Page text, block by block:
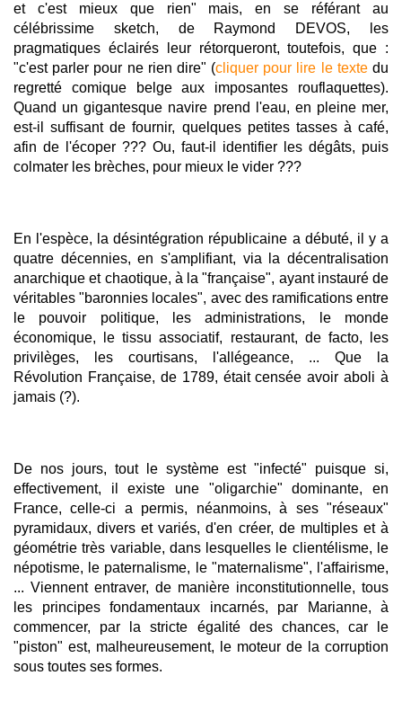
et c'est mieux que rien" mais, en se référant au
célébrissime sketch, de Raymond DEVOS, les
pragmatiques éclairés leur rétorqueront, toutefois, que :
"c'est parler pour ne rien dire" (cliquer pour lire le textedu
regretté comique belge aux imposantes rouflaquettes).
Quand un gigantesque navire prend l'eau, en pleine mer,
est-il suffisant de fournir, quelques petites tasses à café,
afin de l'écoper ??? Ou, faut-il identifier les dégâts, puis
colmater les brèches, pour mieux le vider ???
En l'espèce, la désintégration républicaine a débuté, il y a
quatre décennies, en s'amplifiant, via la décentralisation
anarchique et chaotique, à la "française", ayant instauré de
véritables "baronnies locales", avec des ramifications entre
le pouvoir politique, les administrations, le monde
économique, le tissu associatif, restaurant, de facto, les
privilèges, les courtisans, l'allégeance, ... Que la
Révolution Française, de 1789, était censée avoir aboli à
jamais (?).
De nos jours, tout le système est "infecté" puisque si,
effectivement, il existe une "oligarchie" dominante, en
France, celle-ci a permis, néanmoins, à ses "réseaux"
pyramidaux, divers et variés, d'en créer, de multiples et à
géométrie très variable, dans lesquelles le clientélisme, le
népotisme, le paternalisme, le "maternalisme", l'affairisme,
... Viennent entraver, de manière inconstitutionnelle, tous
les principes fondamentaux incarnés, par Marianne, à
commencer, par la stricte égalité des chances, car le
"piston" est, malheureusement, le moteur de la corruption
sous toutes ses formes.